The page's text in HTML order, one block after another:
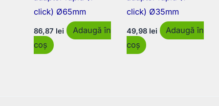
click) Ø65mm
86,87 lei
Adaugă în
coș
click) Ø35mm
49,98 lei
Adaugă în
coș